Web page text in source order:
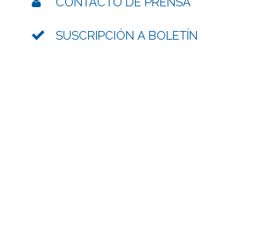
SUSCRIPCIÓN A BOLETÍN